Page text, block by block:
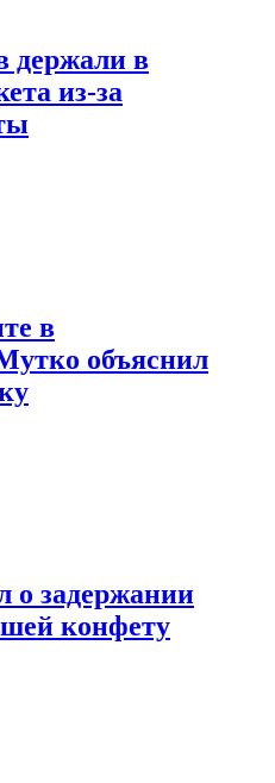
держали в
из-за
в
объяснил
о задержании
конфету